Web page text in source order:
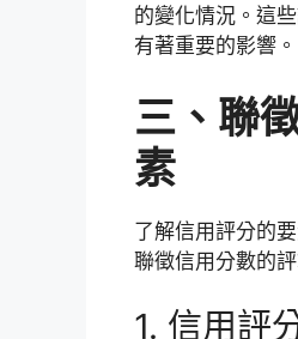
的變化情況。這
有著重要的影響。
三、聯
素
了解信用評分的
聯徵信用分數的
1. 信用評